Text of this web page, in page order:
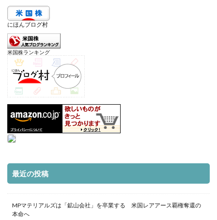
にほんブログ村
米国株ランキング
最近の投稿
MPマテリアルズは「鉱山会社」を卒業する 米国レアアース覇権奪還の
本命へ